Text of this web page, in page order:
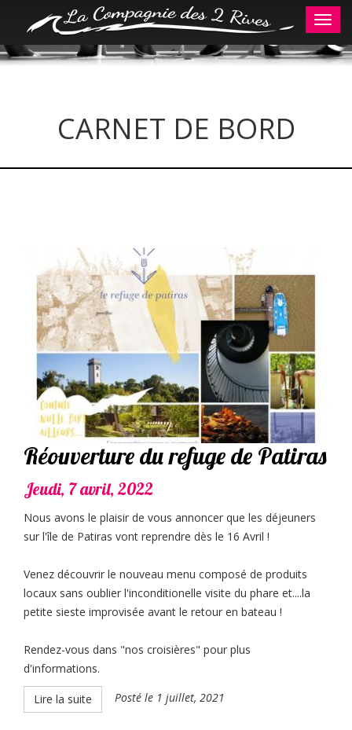
principal
CARNET DE BORD
Réouverture du refuge de Patiras
Jeudi, 7 avril, 2022
Nous avons le plaisir de vous annoncer que les déjeuners
sur l'île de Patiras vont reprendre dès le 16 Avril !
Venez découvrir le nouveau menu composé de produits
locaux sans oublier l'inconditionelle visite du phare et....la
petite sieste improvisée avant le retour en bateau !
Rendez-vous dans "nos croisières" pour plus
d'informations.
Lire la suite Posté le 1 juillet, 2021